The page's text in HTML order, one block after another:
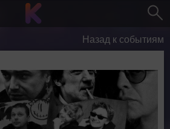
Назад к событиям